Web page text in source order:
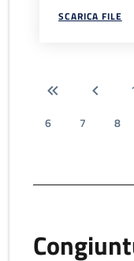
SCARICA FILE
6
7 8